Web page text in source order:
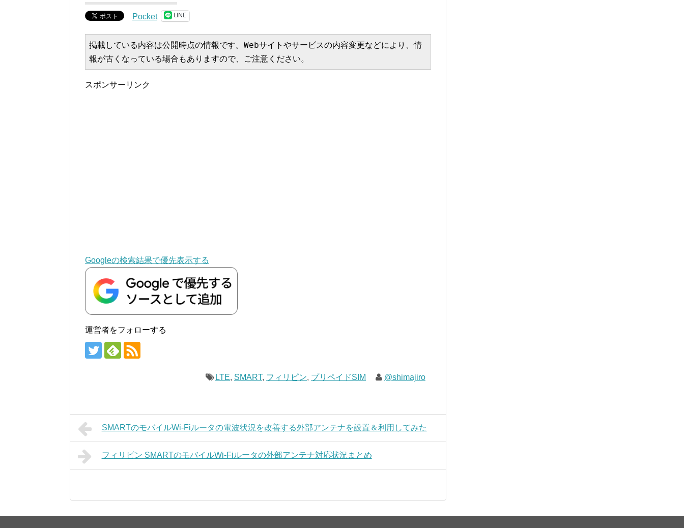
Pocket LINE
掲載している内容は公開時点の情報です。Webサイトやサービスの内容変更などにより、情
報が古くなっている場合もありますので、ご注意ください。
スポンサーリンク
Googleの検索結果で優先表示する
運営者をフォローする
LTE, SMART, フィリピン, プリペイドSIM @shimajiro
SMARTのモバイルWi-Fiルータの電波状況を改善する外部アンテナを設置＆利用してみた
フィリピン SMARTのモバイルWi-Fiルータの外部アンテナ対応状況まとめ